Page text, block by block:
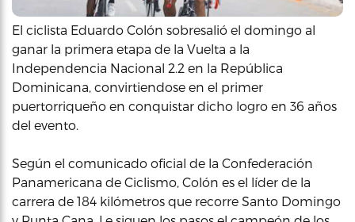
El ciclista Eduardo Colón sobresalió el domingo al
ganar la primera etapa de la Vuelta a la
Independencia Nacional 2.2 en la República
Dominicana, convirtiendose en el primer
puertorriqueño en conquistar dicho logro en 36 años
del evento.
Según el comunicado oficial de la Confederación
Panamericana de Ciclismo, Colón es el líder de la
carrera de 184 kilómetros que recorre Santo Domingo